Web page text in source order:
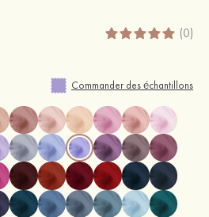
(0)
Commander des échantillons